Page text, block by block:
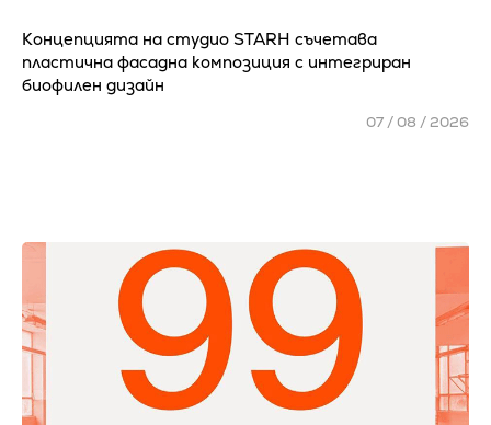
Концепцията на студио STARH съчетава
пластична фасадна композиция с интегриран
биофилен дизайн
07 / 08 / 2026